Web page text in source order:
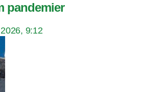
pandemier
9:12